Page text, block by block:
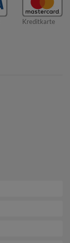
Kreditkarte